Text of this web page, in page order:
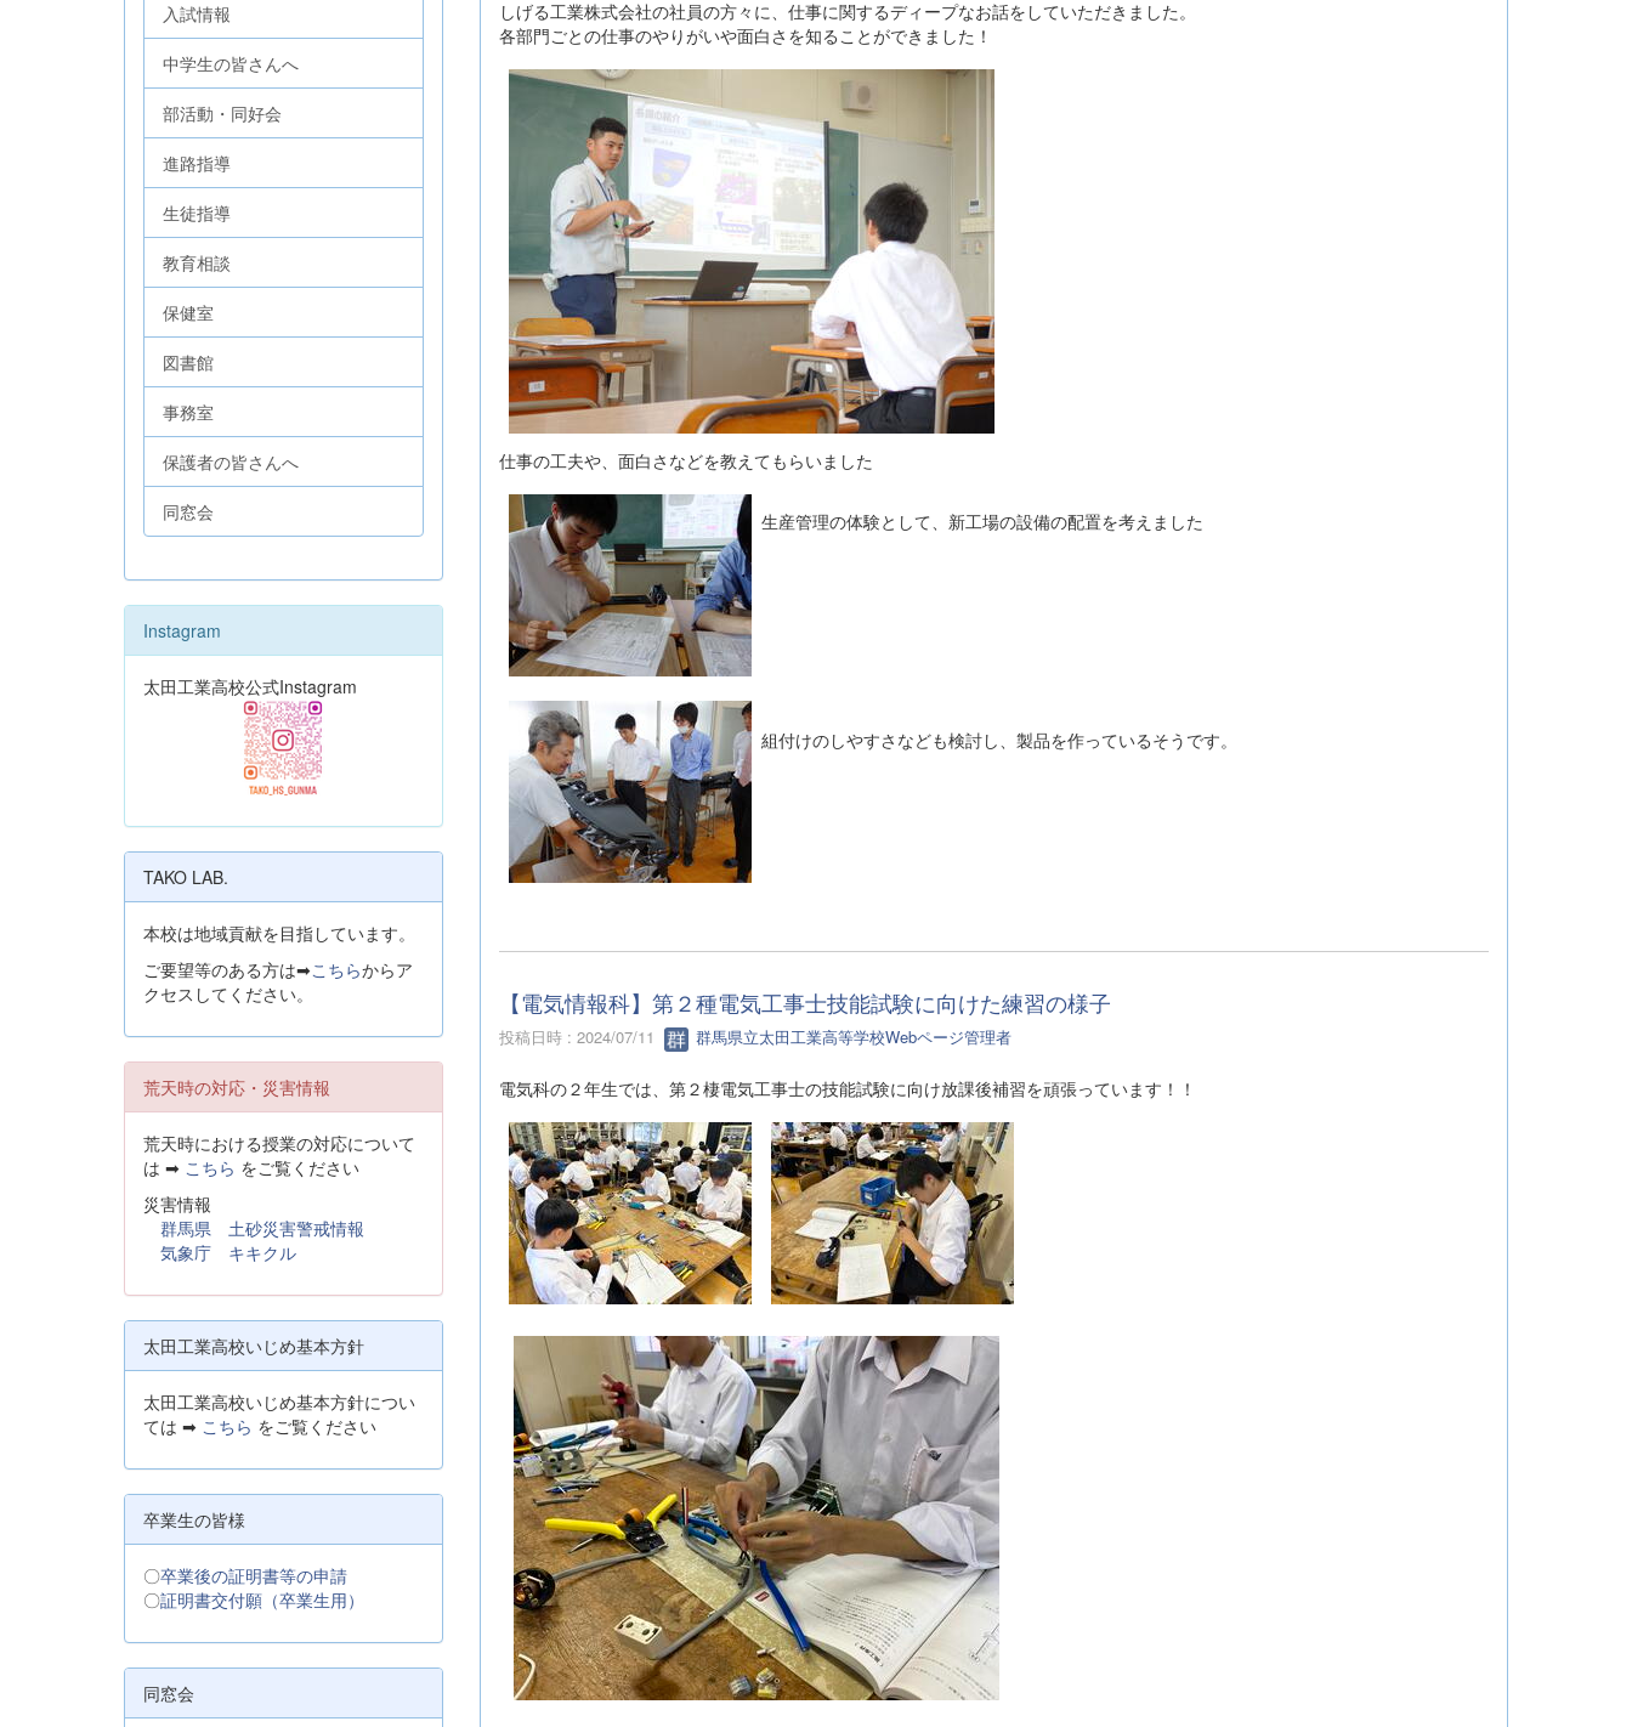
しげる工業株式会社の社員の方々に、仕事に関するディープなお話をしていただきました。
各部門ごとの仕事のやりがいや面白さを知ることができました！
仕事の工夫や、面白さなどを教えてもらいました
生産管理の体験として、新工場の設備の配置を考えました
組付けのしやすさなども検討し、製品を作っているそうです。
【電気情報科】第２種電気工事士技能試験に向けた練習の様子
投稿日時 : 2024/07/11 群馬県立太田工業高等学校Webページ管理者
電気科の２年生では、第２棲電気工事士の技能試験に向け放課後補習を頑張っています！！
入試情報
中学生の皆さんへ
部活動・同好会
進路指導
生徒指導
教育相談
保健室
図書館
事務室
保護者の皆さんへ
同窓会
Instagram
太田工業高校公式Instagram
TAKO LAB.
本校は地域貢献を目指しています。
ご要望等のある方は➡こちらからア
クセスしてください。
荒天時の対応・災害情報
荒天時における授業の対応について
は ➡ こちら をご覧ください
災害情報
群馬県 土砂災害警戒情報
気象庁 キキクル
太田工業高校いじめ基本方針
太田工業高校いじめ基本方針につい
ては ➡ こちら をご覧ください
卒業生の皆様
〇卒業後の証明書等の申請
〇証明書交付願（卒業生用）
同窓会